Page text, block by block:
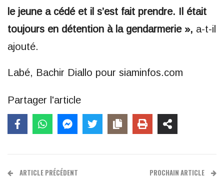
le jeune a cédé et il s’est fait prendre. Il était
toujours en détention à la gendarmerie », a-t-il
ajouté.
Labé, Bachir Diallo pour siaminfos.com
Partager l'article
ARTICLE PRÉCÉDENT PROCHAIN ARTICLE